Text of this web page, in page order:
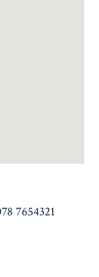
7654321